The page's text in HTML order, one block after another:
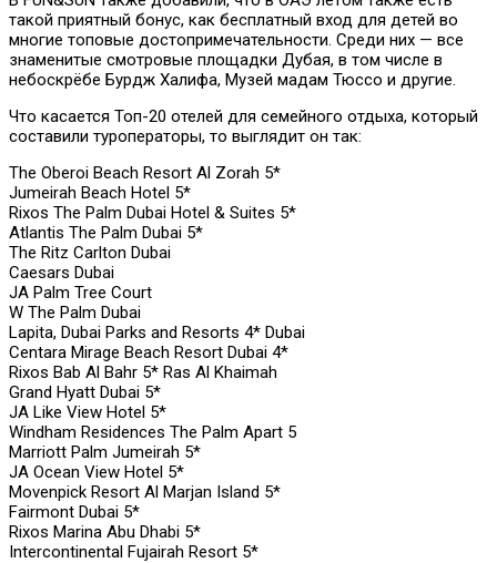
такой приятный бонус, как бесплатный вход для детей во
многие топовые достопримечательности. Среди них — все
знаменитые смотровые площадки Дубая, в том числе в
небоскрёбе Бурдж Халифа, Музей мадам Тюссо и другие.
Что касается Топ-20 отелей для семейного отдыха, который
составили туроператоры, то выглядит он так:
The Oberoi Beach Resort Al Zorah 5*
Jumeirah Beach Hotel 5*
Rixos The Palm Dubai Hotel & Suites 5*
Atlantis The Palm Dubai 5*
The Ritz Carlton Dubai
Caesars Dubai
JA Palm Tree Court
W The Palm Dubai
Lapita, Dubai Parks and Resorts 4* Dubai
Centara Mirage Beach Resort Dubai 4*
Rixos Bab Al Bahr 5* Ras Al Khaimah
Grand Hyatt Dubai 5*
JA Like View Hotel 5*
Windham Residences The Palm Apart 5
Marriott Palm Jumeirah 5*
JA Ocean View Hotel 5*
Movenpick Resort Al Marjan Island 5*
Fairmont Dubai 5*
Rixos Marina Abu Dhabi 5*
Intercontinental Fujairah Resort 5*